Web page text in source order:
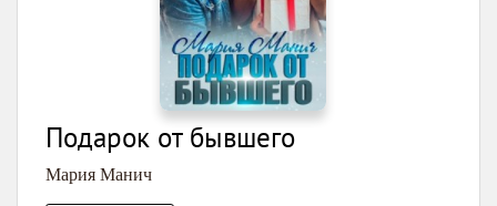
Подарок от бывшего
Мария Манич